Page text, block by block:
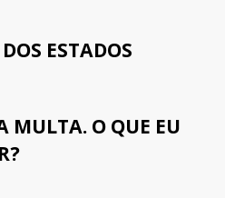
ESTADOS
MULTA. O QUE EU